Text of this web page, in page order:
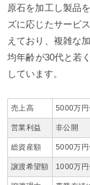
原石を加工し製品
ズに応じたサービ
えており、複雑な
均年齢が30代と若
しています。
売上高 5000万円
営業利益 非公開
総資産額 5000万円
譲渡希望額 1000万